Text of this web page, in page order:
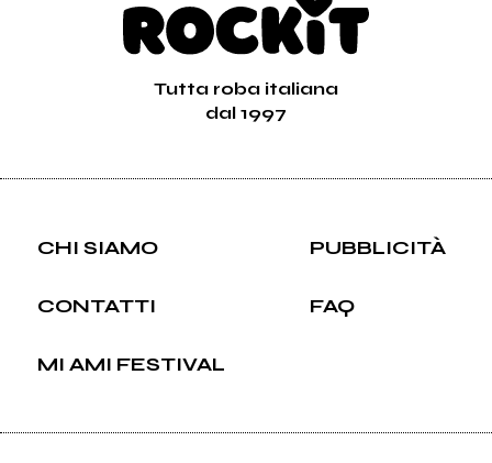
Tutta roba italiana
dal 1997
CHI SIAMO PUBBLICITÀ
CONTATTI FAQ
MI AMI FESTIVAL